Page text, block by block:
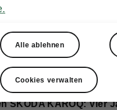
ŠKODA KAROQ: Vier
Alle ablehnen
Cookies verwalten